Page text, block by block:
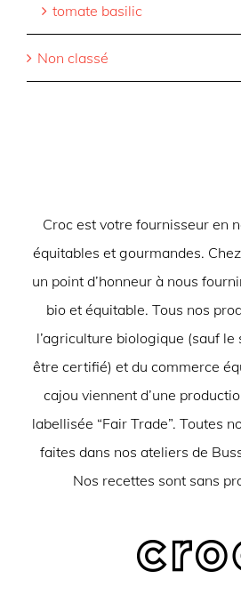
tomate basilic
Non classé
Croc est votre fournisseur en
équitables et gourmandes.
un point d’honneur à nous
bio et équitable. Tous nos
l’agriculture biologique (sauf le
être certifié) et du commerce
cajou viennent d’une
labellisée “Fair Trade”. Toutes
faites dans nos ateliers de
Nos recettes sont sans